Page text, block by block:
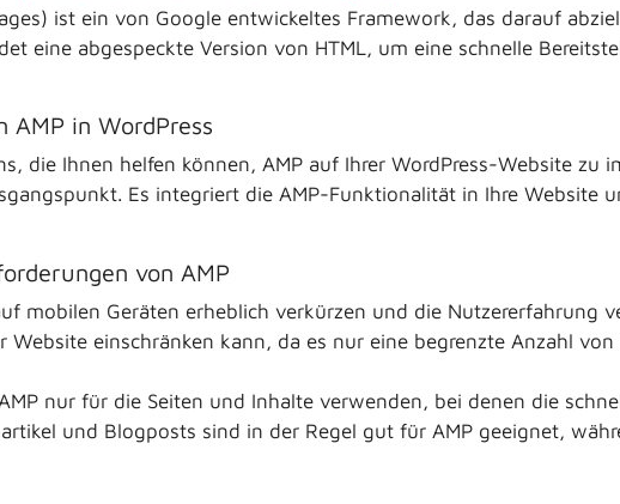
ist ein von Google entwickeltes Framework, das darauf
eine abgespeckte Version von HTML, um eine schnelle
AMP in WordPress
die Ihnen helfen können, AMP auf Ihrer WordPress-Website zu
Es integriert die AMP-Funktionalität in Ihre Website
von AMP
mobilen Geräten erheblich verkürzen und die Nutzererfahrung
Website einschränken kann, da es nur eine begrenzte Anzahl
nur für die Seiten und Inhalte verwenden, bei denen die
und Blogposts sind in der Regel gut für AMP geeignet,